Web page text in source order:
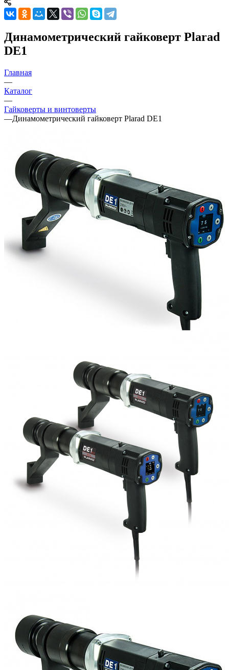
Динамометрический гайковерт Plarad
DE1
Главная
—
Каталог
—
Гайковерты и винтоверты
—Динамометрический гайковерт Plarad DE1